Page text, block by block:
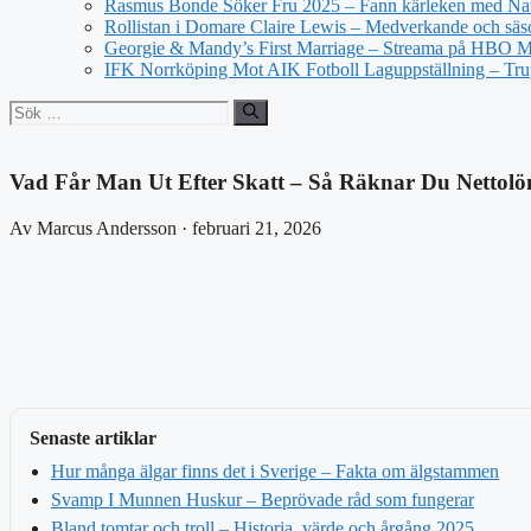
Rasmus Bonde Söker Fru 2025 – Fann kärleken med
Rollistan i Domare Claire Lewis – Medverkande och
Georgie & Mandy’s First Marriage – Streama på HBO
IFK Norrköping Mot AIK Fotboll Laguppställning –
Sök
efter:
Vad Får Man Ut Efter Skatt – Så Räknar Du
Av Marcus Andersson · februari 21, 2026
Senaste artiklar
Hur många älgar finns det i Sverige – Fakta om älgstammen
Svamp I Munnen Huskur – Beprövade råd som fungerar